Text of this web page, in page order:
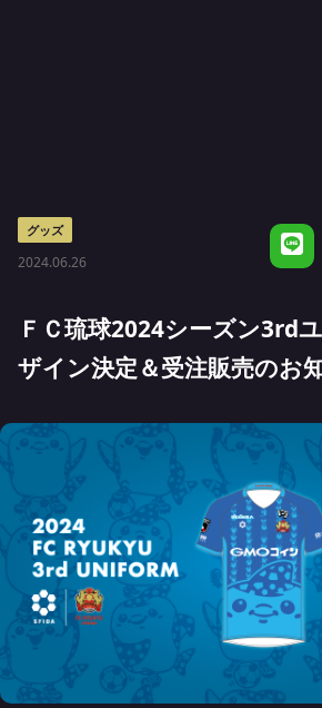
グッズ
2024.06.26
ＦＣ琉球2024シーズン3rd
ザイン決定＆受注販売のお